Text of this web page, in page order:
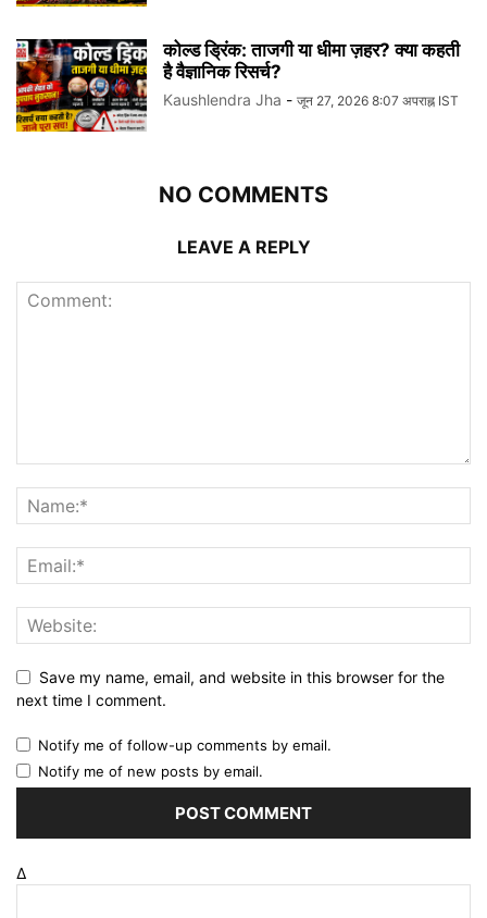
कोल्ड ड्रिंक: ताजगी या धीमा ज़हर? क्या कहती
है वैज्ञानिक रिसर्च?
Kaushlendra Jha - जून 27, 2026 8:07 अपराह्न IST
NO COMMENTS
LEAVE A REPLY
Save my name, email, and website in this browser for the
next time I comment.
Notify me of follow-up comments by email.
Notify me of new posts by email.
Δ